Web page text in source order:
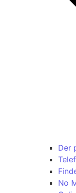
Der
No